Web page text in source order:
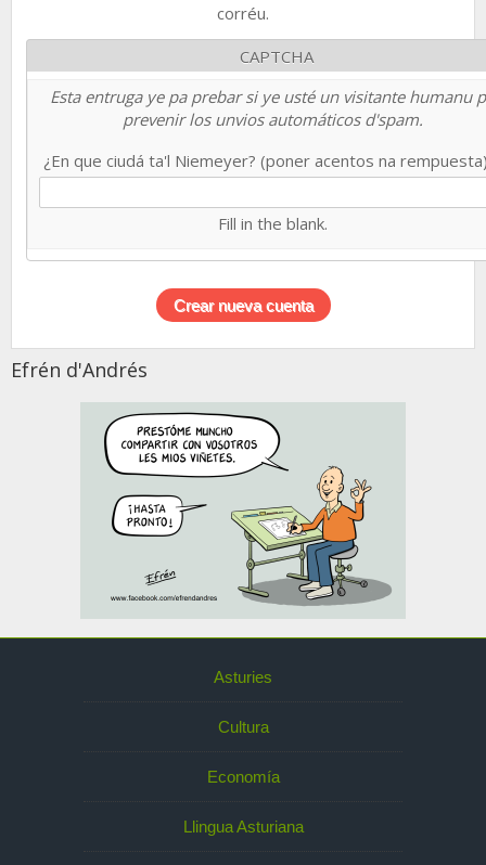
corréu.
CAPTCHA
Esta entruga ye pa prebar si ye usté un visitante humanu
prevenir los unvios automáticos d'spam.
¿En que ciudá ta'l Niemeyer? (poner acentos na
Fill in the blank.
Efrén d'Andrés
Asturies
Cultura
Economía
Llingua Asturiana